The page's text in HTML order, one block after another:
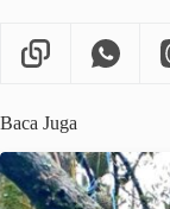
Baca Juga